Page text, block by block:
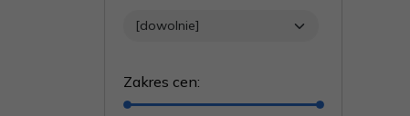
Zakres cen: